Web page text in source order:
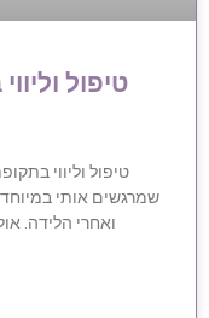
טיפול
טיפול וליווי
שמרגשים אותי במיוחד
ואחרי הלידה.